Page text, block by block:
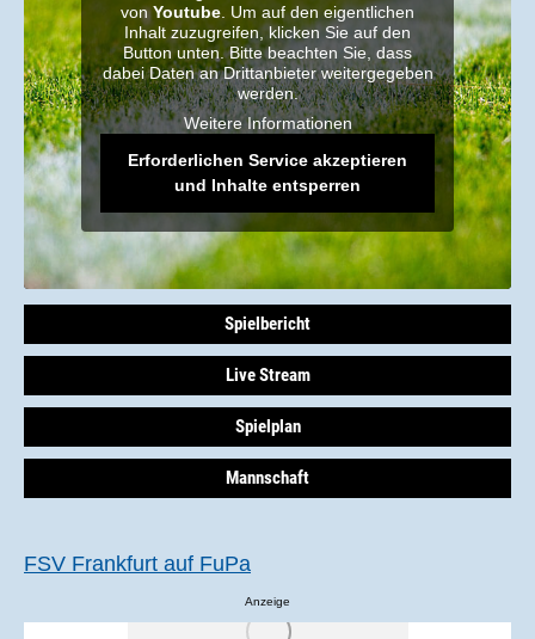
vonYoutube . Um auf den eigentlichen
Inhalt zuzugreifen, klicken Sie auf den
Button unten. Bitte beachten Sie, dass
dabei Daten an Drittanbieter weitergegeben
werden.
Weitere Informationen
Erforderlichen Service akzeptieren
und Inhalte entsperren
Spielbericht
Live Stream
Spielplan
Mannschaft
FSV Frankfurt auf FuPa
Anzeige